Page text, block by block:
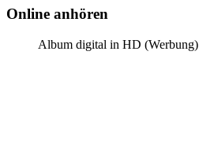
Online anhören
Album digital in HD (Werbung)